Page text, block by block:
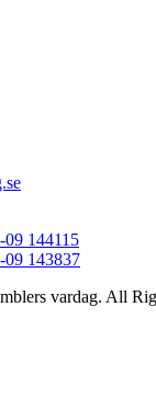
vardag. All